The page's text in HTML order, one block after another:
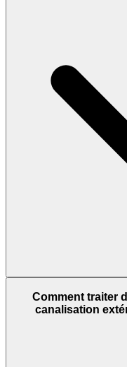
Comment traiter
canalisation